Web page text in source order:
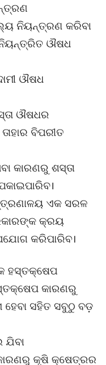
ନିୟନ୍ତ୍ରଣ କରିବା
ଔଷଧ
ଔଷଧ
ଔଷଧର
ବିପରୀତ
କାରଣରୁ ଶସ୍ତା
ଏକ ସରଳ
କ୍ରୟ
କରିପାରିବ।
ହସ୍ତକ୍ଷେପ
କାରଣରୁ
ସହିତ ସବୁଠୁ ବଡ଼
ଯିବା
କାରଣରୁ କୃଷି କ୍ଷେତ୍ରର